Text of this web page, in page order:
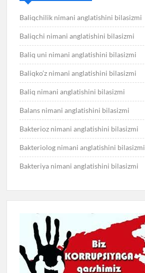
Baliqchilik nimani anglatishini bilasizmi
Baliqchi nimani anglatishini bilasizmi
Baliq uni nimani anglatishini bilasizmi
Baliqko’z nimani anglatishini bilasizmi
Baliq nimani anglatishini bilasizmi
Balans nimani anglatishini bilasizmi
Bakterioz nimani anglatishini bilasizmi
Bakteriolog nimani anglatishini bilasizmi
Bakteriya nimani anglatishini bilasizmi